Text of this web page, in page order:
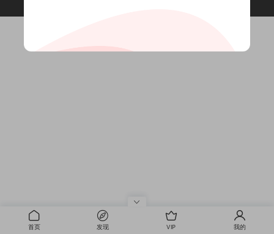
首页 发现 VIP 我的